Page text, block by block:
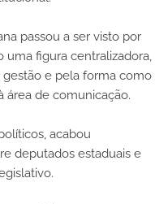
passou a ser visto por
uma figura centralizadora,
e pela forma como
área de comunicação.
acabou
deputados estaduais e